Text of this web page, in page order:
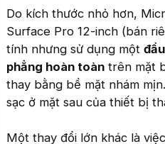
Do kích thước nhỏ hơn,
Surface Pro 12-inch (bán
tính nhưng sử dụng một
phẳng hoàn toàn trên mặt
thay bằng bề mặt nhám
sạc ở mặt sau của thiết bị
Một thay đổi lớn khác là việc